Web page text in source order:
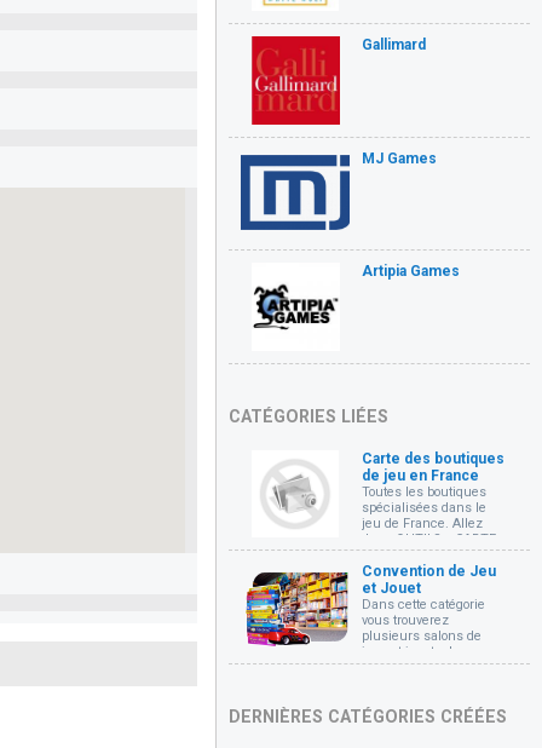
Gallimard
MJ Games
Artipia Games
CATÉGORIES LIÉES
Carte des boutiques
de jeu en France
Toutes les boutiques
spécialisées dans le
jeu de France. Allez
dans OUTILS... CARTE
DES FICHES pour voir la
carte cliquable de
toutes les boutiques.
Convention de Jeu
et Jouet
Dans cette catégorie
vous trouverez
plusieurs salons de
jeux et jouets de
différents types et leurs
DERNIÈRES CATÉGORIES CRÉÉES